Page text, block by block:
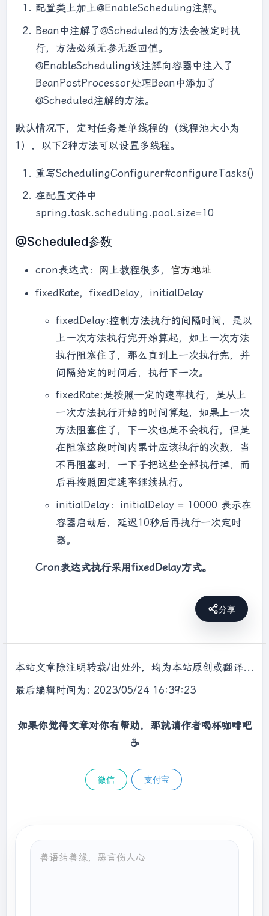
配置类上加上@EnableScheduling注解。
Bean中注解了@Scheduled的方法会被定时执
行，方法必须无参无返回值。
@EnableScheduling该注解向容器中注入了
BeanPostProcessor处理Bean中添加了
@Scheduled注解的方法。
默认情况下，定时任务是单线程的（线程池大小为
1），以下2种方法可以设置多线程。
重写SchedulingConfigurer#configureTasks()
在配置文件中
spring.task.scheduling.pool.size=10
@Scheduled参数
cron表达式：网上教程很多， 官方地址
fixedRate，fixedDelay，initialDelay
fixedDelay:控制方法执行的间隔时间，是以
上一次方法执行完开始算起，如上一次方法
执行阻塞住了，那么直到上一次执行完，并
间隔给定的时间后，执行下一次。
fixedRate:是按照一定的速率执行，是从上
一次方法执行开始的时间算起，如果上一次
方法阻塞住了，下一次也是不会执行，但是
在阻塞这段时间内累计应该执行的次数，当
不再阻塞时，一下子把这些全部执行掉，而
后再按照固定速率继续执行。
initialDelay：initialDelay = 10000 表示在
容器启动后，延迟10秒后再执行一次定时
器。
Cron表达式执行采用fixedDelay方式。
分享
本站文章除注明转载/出处外，均为本站原创或翻译，转载前请务必署名，转载请标明出处。
最后编辑时间为: 2023/05/24 16:39:23
如果你觉得文章对你有帮助，那就请作者喝杯咖啡吧
☕
微信 支付宝